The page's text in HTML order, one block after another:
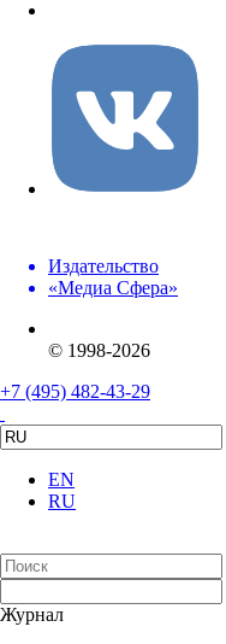
Издательство
«Медиа Сфера»
© 1998-2026
+7 (495) 482-43-29
EN
RU
Журнал